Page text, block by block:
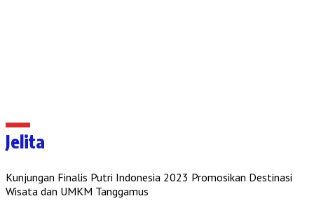
Jelita
Kunjungan Finalis Putri Indonesia 2023 Promosikan Destinasi
Wisata dan UMKM Tanggamus